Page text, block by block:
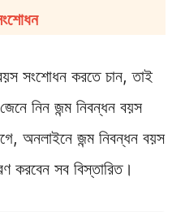
সংশোধন করতে চান, তাই
নিন জন্ম নিবন্ধন বয়স
অনলাইনে জন্ম নিবন্ধন বয়স
করবেন সব বিস্তারিত।